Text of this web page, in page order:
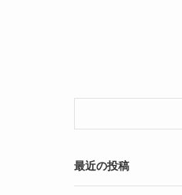
最近の投稿